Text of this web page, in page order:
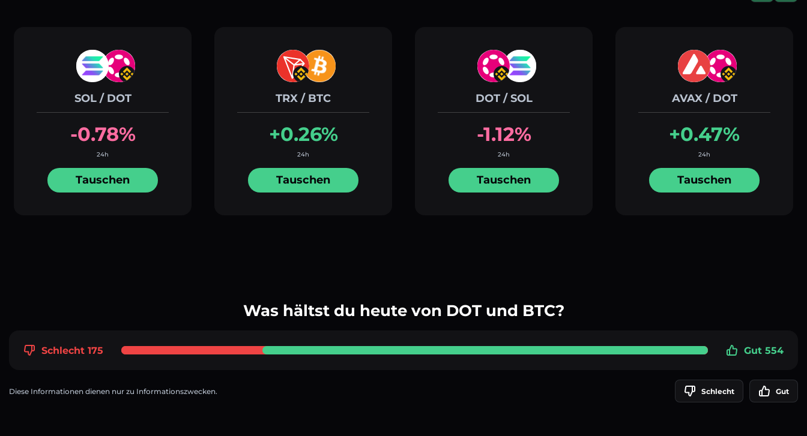
SOL / DOT
-0.78%
24h
Tauschen
TRX / BTC
+0.26%
24h
Tauschen
DOT / SOL
-1.12%
24h
Tauschen
AVAX / DOT
+0.47%
24h
Tauschen
Was hältst du heute von DOT und BTC?
Schlecht 175 Gut 554
Diese Informationen dienen nur zu Informationszwecken. Schlecht Gut